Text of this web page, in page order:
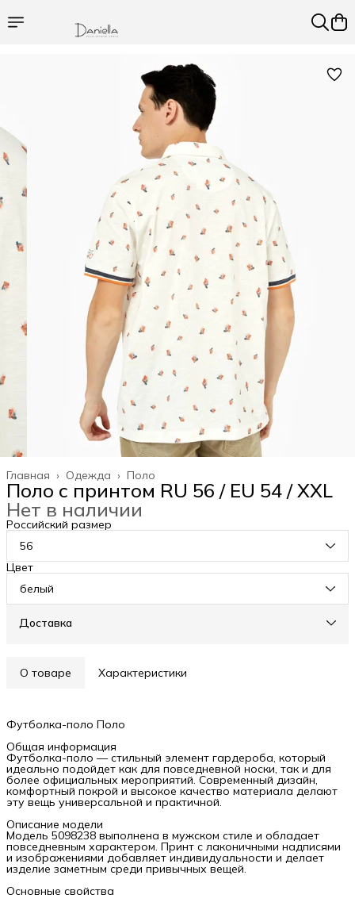
Поло
Одежда ›
Главная ›
Поло с принтом RU 56 / EU 54 / XXL
Нет в наличии
Российский размер
56
Цвет
белый
Доставка
О товаре Характеристики
Футболка-поло Поло
Общая информация
Футболка-поло — стильный элемент гардероба, который
идеально подойдет как для повседневной носки, так и для
более официальных мероприятий. Современный дизайн,
комфортный покрой и высокое качество материала делают
эту вещь универсальной и практичной.
Описание модели
Модель 5098238 выполнена в мужском стиле и обладает
повседневным характером. Принт с лаконичными надписями
и изображениями добавляет индивидуальности и делает
изделие заметным среди привычных вещей.
Основные свойства